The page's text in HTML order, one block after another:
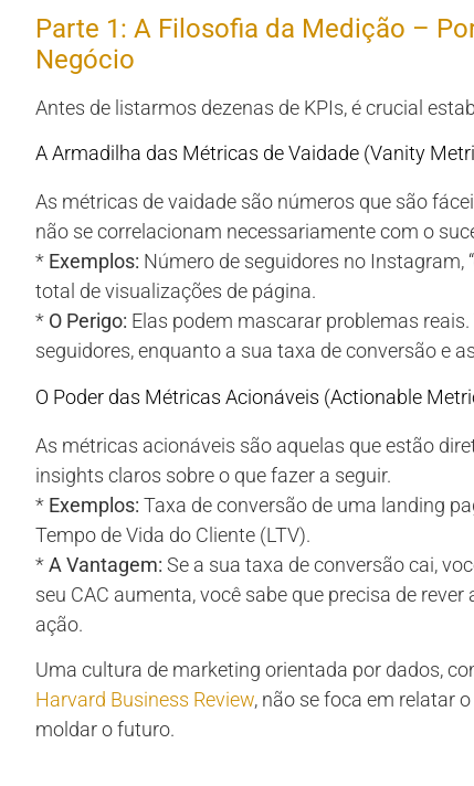
Parte 1: A Filosofia da Medição –
Negócio
Antes de listarmos dezenas de KPIs, é crucial
A Armadilha das Métricas de Vaidade (Vanity
As métricas de vaidade são números que são
não se correlacionam necessariamente com o
* Exemplos: Número de seguidores no Instagram,
total de visualizações de página.
* O Perigo: Elas podem mascarar problemas
seguidores, enquanto a sua taxa de conversão e
O Poder das Métricas Acionáveis (Actionable
As métricas acionáveis são aquelas que estão
insights claros sobre o que fazer a seguir.
* Exemplos: Taxa de conversão de uma landing
Tempo de Vida do Cliente (LTV).
*A Vantagem: Se a sua taxa de conversão cai,
seu CAC aumenta, você sabe que precisa de
ação.
Uma cultura de marketing orientada por dados,
Harvard Business Review, não se foca em relatar
moldar o futuro.